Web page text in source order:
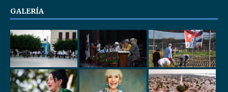
GALERÍA